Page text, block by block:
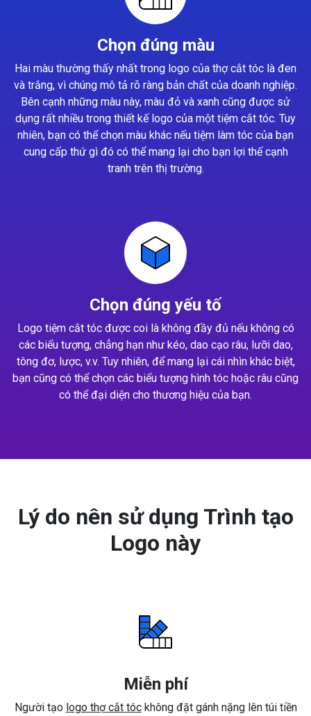
Chọn đúng màu
Hai màu thường thấy nhất trong logo của thợ cắt tóc là đen
và trắng, vì chúng mô tả rõ ràng bản chất của doanh nghiệp.
Bên cạnh những màu này, màu đỏ và xanh cũng được sử
dụng rất nhiều trong thiết kế logo của một tiệm cắt tóc. Tuy
nhiên, bạn có thể chọn màu khác nếu tiệm làm tóc của bạn
cung cấp thứ gì đó có thể mang lại cho bạn lợi thế cạnh
tranh trên thị trường.
Chọn đúng yếu tố
Logo tiệm cắt tóc được coi là không đầy đủ nếu không có
các biểu tượng, chẳng hạn như kéo, dao cạo râu, lưỡi dao,
tông đơ, lược, v.v. Tuy nhiên, để mang lại cái nhìn khác biệt,
bạn cũng có thể chọn các biểu tượng hình tóc hoặc râu cũng
có thể đại diện cho thương hiệu của bạn.
Lý do nên sử dụng Trình tạo
Logo này
Miễn phí
Người tạo logo thợ cắt tóckhông đặt gánh nặng lên túi tiền